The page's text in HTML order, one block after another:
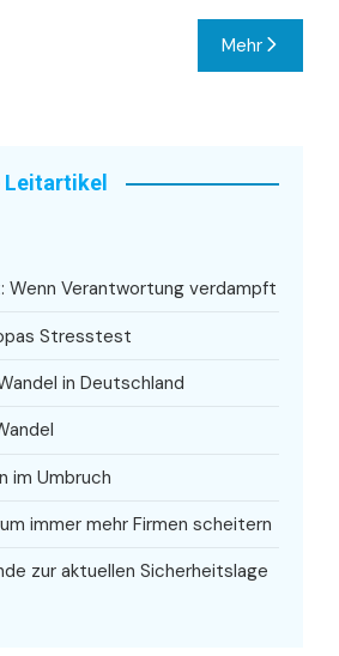
Mehr
Wenn Verantwortung verdampft
Stresstest
in Deutschland
im Umbruch
immer mehr Firmen scheitern
zur aktuellen Sicherheitslage